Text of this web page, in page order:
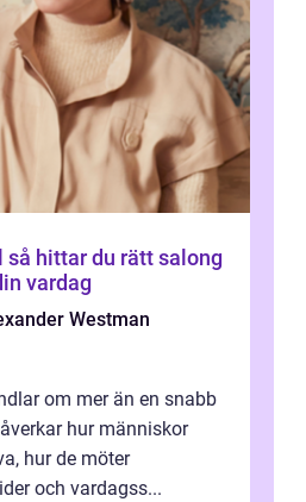
vardag
Westman
om mer än en snabb
hur människor
hur de möter
och vardagss...